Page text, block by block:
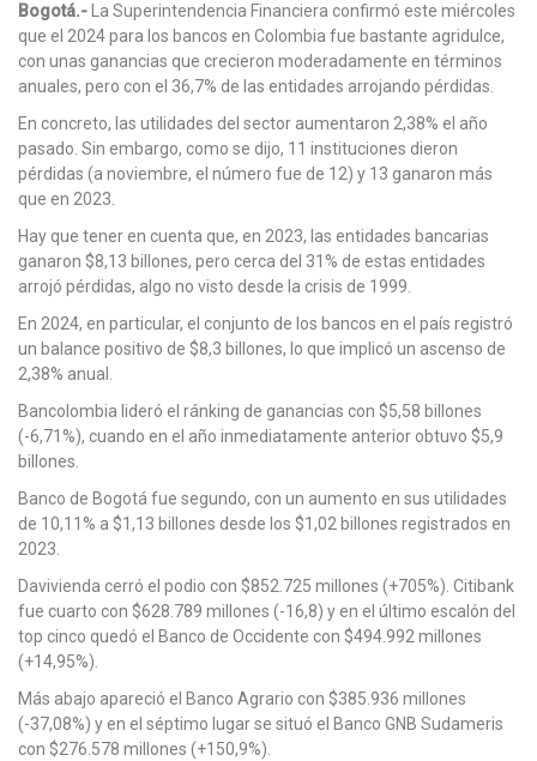
Bogotá.-
La Superintendencia Financiera confirmó este miércoles
que el 2024 para los bancos en Colombia fue bastante agridulce,
con unas ganancias que crecieron moderadamente en términos
anuales, pero con el 36,7% de las entidades arrojando pérdidas.
En concreto, las utilidades del sector aumentaron 2,38% el año
pasado. Sin embargo, como se dijo, 11 instituciones dieron
pérdidas (a noviembre, el número fue de 12) y 13 ganaron más
que en 2023.
Hay que tener en cuenta que, en 2023, las entidades bancarias
ganaron $8,13 billones, pero cerca del 31% de estas entidades
arrojó pérdidas, algo no visto desde la crisis de 1999.
En 2024, en particular, el conjunto de los bancos en el país registró
un balance positivo de $8,3 billones, lo que implicó un ascenso de
2,38% anual.
Bancolombia lideró el ránking de ganancias con $5,58 billones
(-6,71%), cuando en el año inmediatamente anterior obtuvo $5,9
billones.
Banco de Bogotá fue segundo, con un aumento en sus utilidades
de 10,11% a $1,13 billones desde los $1,02 billones registrados en
2023.
Davivienda cerró el podio con $852.725 millones (+705%). Citibank
fue cuarto con $628.789 millones (-16,8) y en el último escalón del
top cinco quedó el Banco de Occidente con $494.992 millones
(+14,95%).
Más abajo apareció el Banco Agrario con $385.936 millones
(-37,08%) y en el séptimo lugar se situó el Banco GNB Sudameris
con $276.578 millones (+150,9%).